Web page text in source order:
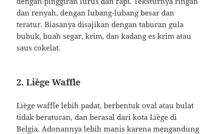
dan renyah, dengan lubang-lubang besar dan
teratur. Biasanya disajikan dengan taburan gula
bubuk, buah segar, krim, dan kadang es krim atau
saus cokelat.
2. Liège Waffle
Liège waffle lebih padat, berbentuk oval atau bulat
tidak beraturan, dan berasal dari kota Liège di
Belgia. Adonannya lebih manis karena mengandung